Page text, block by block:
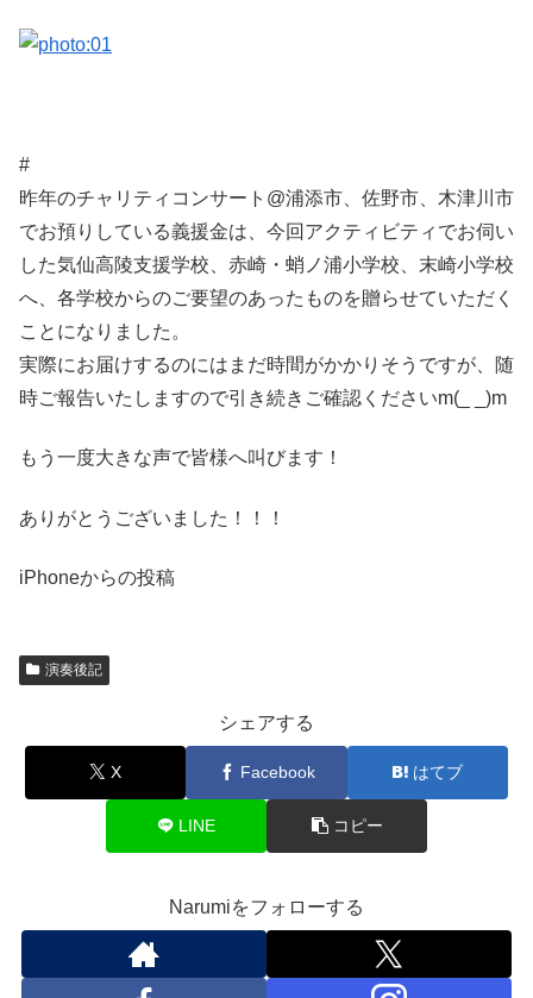
#
昨年のチャリティコンサート@浦添市、佐野市、木津川市
でお預りしている義援金は、今回アクティビティでお伺い
した気仙高陵支援学校、赤崎・蛸ノ浦小学校、末崎小学校
へ、各学校からのご要望のあったものを贈らせていただく
ことになりました。
実際にお届けするのにはまだ時間がかかりそうですが、随
時ご報告いたしますので引き続きご確認くださいm(_ _)m
もう一度大きな声で皆様へ叫びます！
ありがとうございました！！！
iPhoneからの投稿
演奏後記
シェアする
X Facebook はてブ
LINE コピー
Narumiをフォローする